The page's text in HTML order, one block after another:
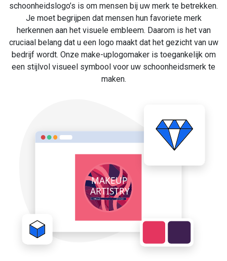
schoonheidslogo’s is om mensen bij uw merk te betrekken.
Je moet begrijpen dat mensen hun favoriete merk
herkennen aan het visuele embleem. Daarom is het van
cruciaal belang dat u een logo maakt dat het gezicht van uw
bedrijf wordt. Onze make-uplogomaker is toegankelijk om
een stijlvol visueel symbool voor uw schoonheidsmerk te
maken.